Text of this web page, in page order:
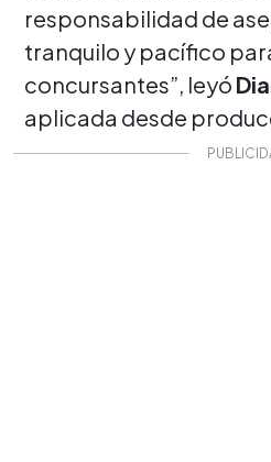
responsabilidad de
tranquilo y pacífico
concursantes”, leyó
aplicada desde